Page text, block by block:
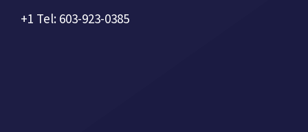
+1 Tel: 603-923-0385